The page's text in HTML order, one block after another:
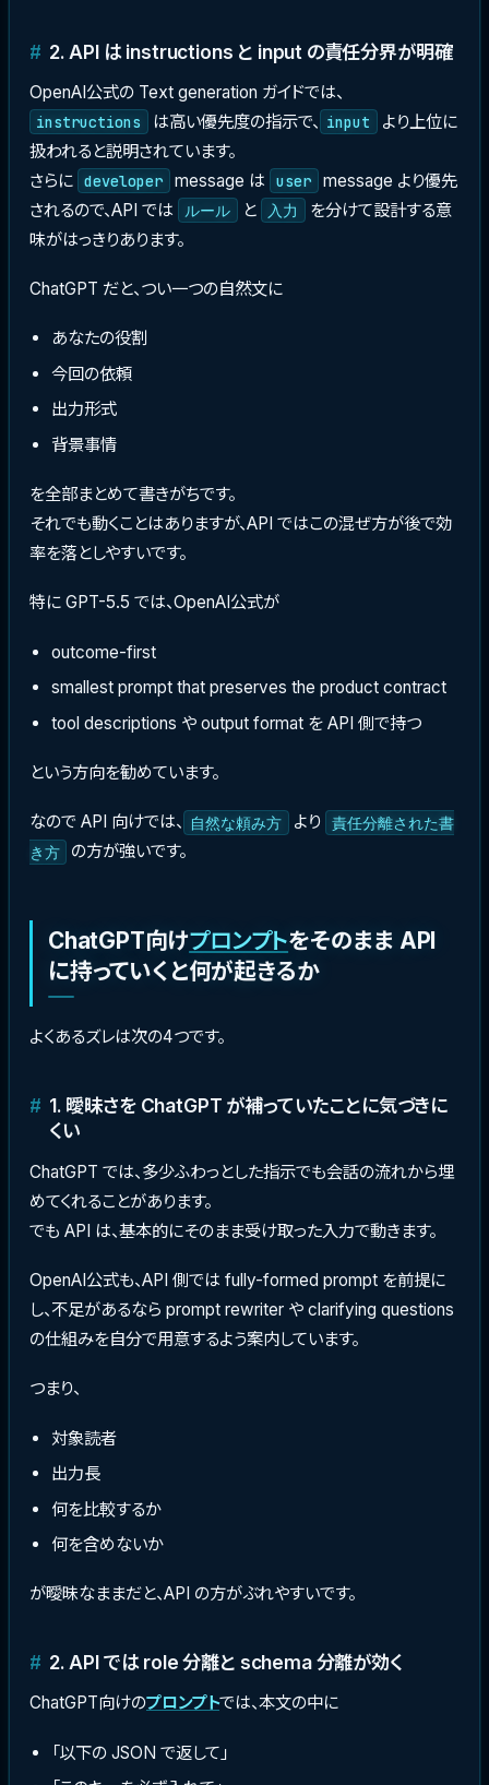
2. API は instructions と input の責任分界が明確
OpenAI公式の Text generation ガイドでは、
instructions は高い優先度の指示で、 input
より上位に
扱われると説明されています。
さらに developer message は user
message より優先
されるので、API では
ルール と 入力
を分けて設計する意
味がはっきりあります。
ChatGPT だと、つい一つの自然文に
あなたの役割
今回の依頼
出力形式
背景事情
を全部まとめて書きがちです。
それでも動くことはありますが、API ではこの混ぜ方が後で効
率を落としやすいです。
特に GPT-5.5 では、OpenAI公式が
outcome-first
smallest prompt that preserves the product contract
tool descriptions や output format を API 側で持つ
という方向を勧めています。
なので API 向けでは、 自然な頼み方 より
責任分離された書
き方
の方が強いです。
ChatGPT向けプロンプトをそのまま API
に持っていくと何が起きるか
よくあるズレは次の4つです。
1. 曖昧さを ChatGPT が補っていたことに気づきに
くい
ChatGPT では、多少ふわっとした指示でも会話の流れから埋
めてくれることがあります。
でも API は、基本的にそのまま受け取った入力で動きます。
OpenAI公式も、API 側では fully-formed prompt を前提に
し、不足があるなら prompt rewriter や clarifying questions
の仕組みを自分で用意するよう案内しています。
つまり、
対象読者
出力長
何を比較するか
何を含めないか
が曖昧なままだと、API の方がぶれやすいです。
2. API では role 分離と schema 分離が効く
ChatGPT向けのプロンプトでは、本文の中に
「以下の JSON で返して」